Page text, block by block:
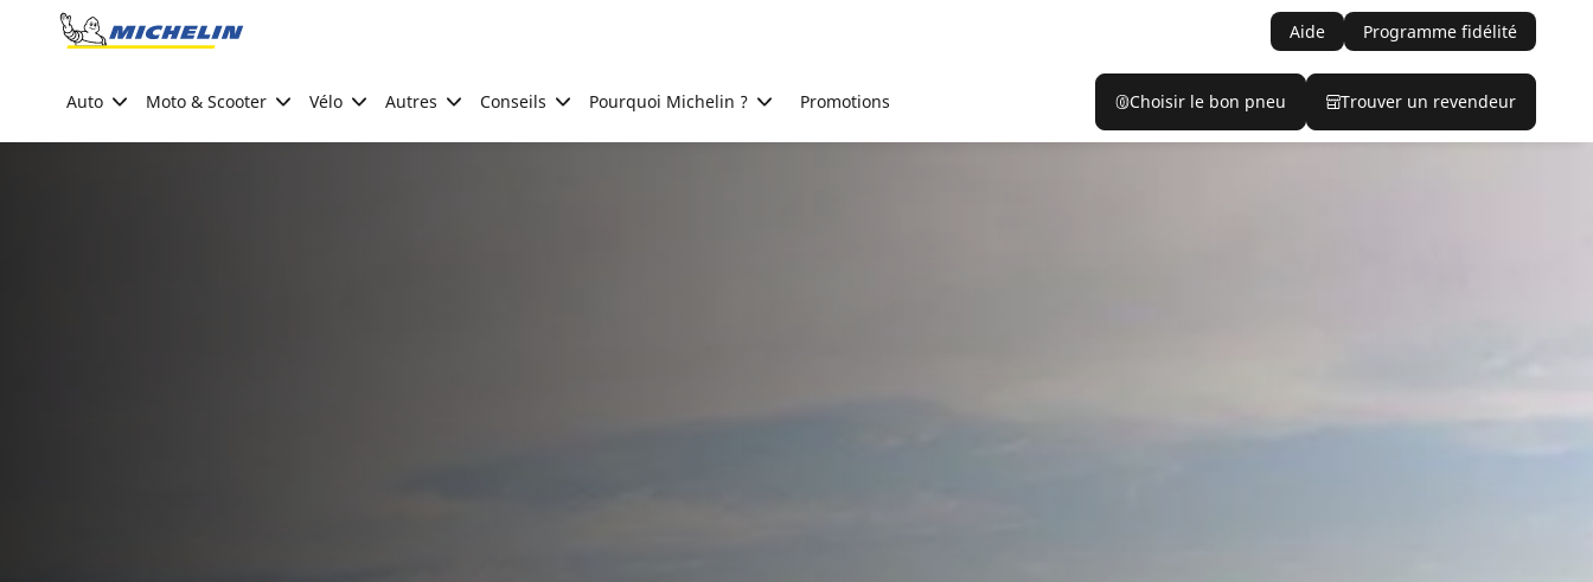
Go to page content
Aide Programme fidélité
Auto Moto & Scooter Vélo Autres Conseils Pourquoi Michelin ? Promotions Choisir le bon pneu Trouver un revendeur